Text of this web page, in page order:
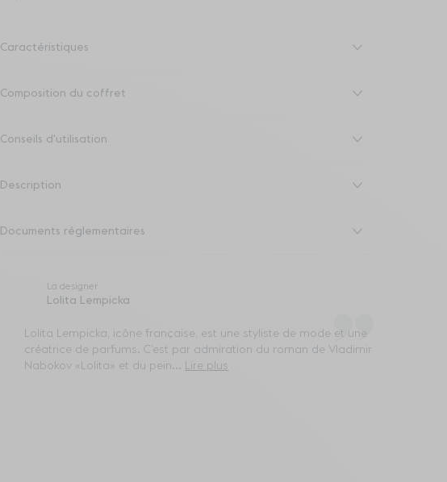
Caractéristiques
Composition du coffret
Conseils d'utilisation
Description
Documents réglementaires
La designer
Lolita Lempicka
Lolita Lempicka, icône française, est une styliste de mode et une
créatrice de parfums. C’est par admiration du roman de Vladimir
Nabokov «Lolita» et du pein... Lire plus